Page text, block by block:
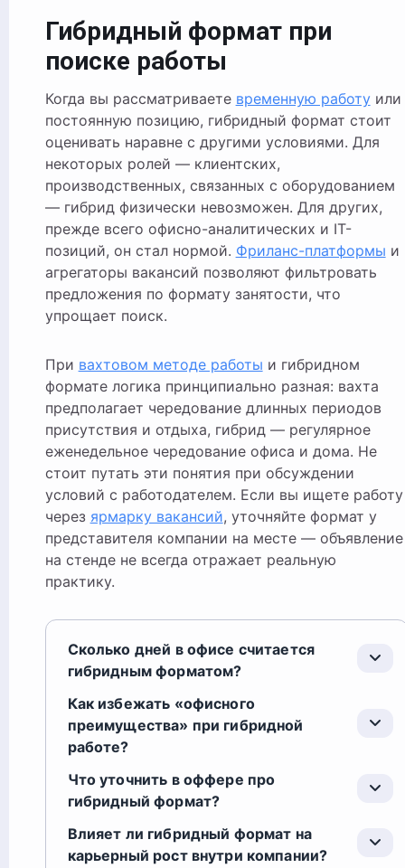
Гибридный формат при
поиске работы
Когда вы рассматриваете временную работуили
постоянную позицию, гибридный формат стоит
оценивать наравне с другими условиями. Для
некоторых ролей — клиентских,
производственных, связанных с оборудованием
— гибрид физически невозможен. Для других,
прежде всего офисно-аналитических и IT-
позиций, он стал нормой. Фриланс-платформы и
агрегаторы вакансий позволяют фильтровать
предложения по формату занятости, что
упрощает поиск.
При вахтовом методе работы и гибридном
формате логика принципиально разная: вахта
предполагает чередование длинных периодов
присутствия и отдыха, гибрид — регулярное
еженедельное чередование офиса и дома. Не
стоит путать эти понятия при обсуждении
условий с работодателем. Если вы ищете работу
через ярмарку вакансий, уточняйте формат у
представителя компании на месте — объявление
на стенде не всегда отражает реальную
практику.
Сколько дней в офисе считается
гибридным форматом?
Как избежать «офисного
преимущества» при гибридной
работе?
Что уточнить в оффере про
гибридный формат?
Влияет ли гибридный формат на
карьерный рост внутри компании?